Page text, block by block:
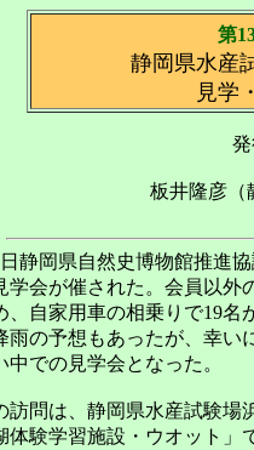
第
静岡県水産
見学
発
板井隆彦（
静岡県自然史博物館推進
学会が催された。会員以外
、自家用車の相乗りで19名
雨の予想もあったが、幸い
中での見学会となった。
問は、静岡県水産試験場
体験学習施設・ウオット」